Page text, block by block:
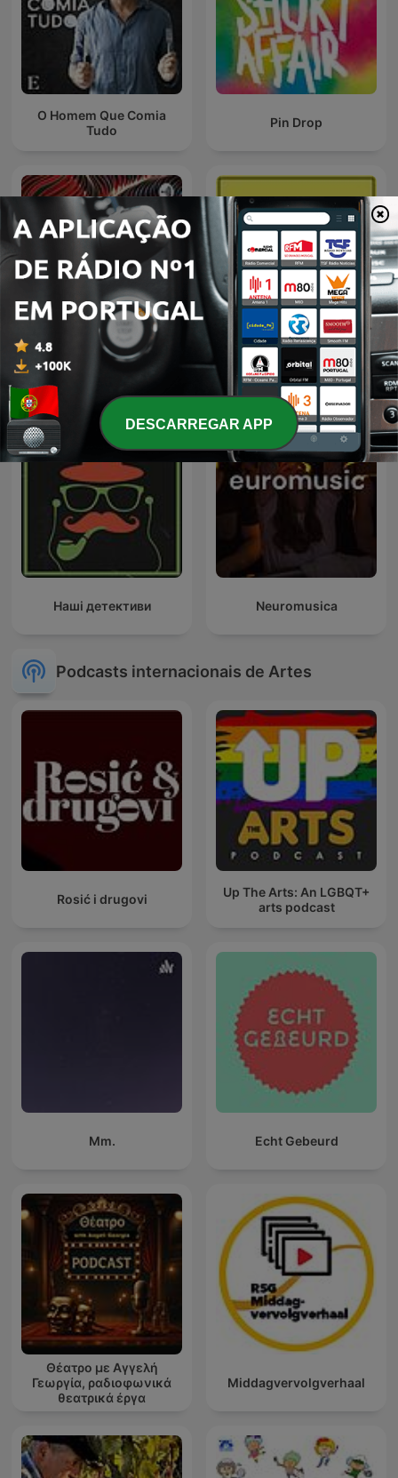
O Homem Que Comia
Tudo
Pin Drop
Audiolibros Por qué leer
Наші детективи Neuromusica
Podcasts internacionais de Artes
Rosić i drugovi
Up The Arts: An LGBQT+
arts podcast
Mm. Echt Gebeurd
Θέατρο με Αγγελή
Γεωργία, ραδιοφωνικά
θεατρικά έργα
Middagvervolgverhaal
DESCARREGAR APP